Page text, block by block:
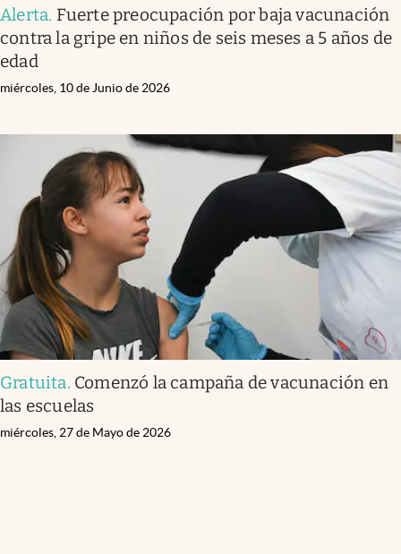
Alerta. Fuerte preocupación por baja vacunación
contra la gripe en niños de seis meses a 5 años de
edad
miércoles, 10 de Junio de 2026
Gratuita. Comenzó la campaña de vacunación en
las escuelas
miércoles, 27 de Mayo de 2026